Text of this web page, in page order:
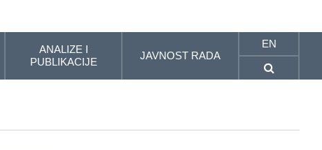
ANALIZE I
PUBLIKACIJE
JAVNOST RADA
EN